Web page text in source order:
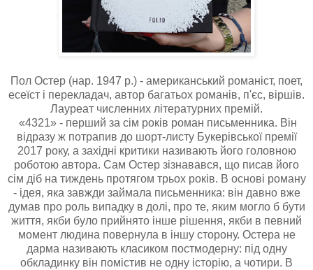
Пол Остер (нар. 1947 р.) - американський романіст, поет,
есеїст і перекладач, автор багатьох романів, п'єс, віршів.
Лауреат численних літературних премій.
«4321» - перший за сім років роман письменника. Він
відразу ж потрапив до шорт-листу Букерівської премії
2017 року, а західні критики називають його головною
роботою автора. Сам Остер зізнавався, що писав його
сім діб на тиждень протягом трьох років. В основі роману
- ідея, яка завжди займала письменника: він давно вже
думав про роль випадку в долі, про те, яким могло б бути
життя, якби було прийнято інше рішення, якби в певний
момент людина повернула в іншу сторону. Остера не
дарма називають класиком постмодерну: під одну
обкладинку він помістив не одну історію, а чотири. В